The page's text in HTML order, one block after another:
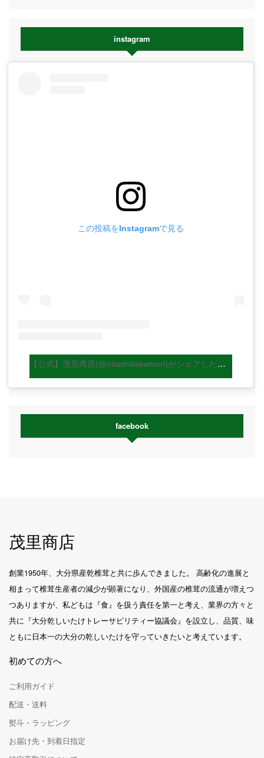
instagram
この投稿をInstagramで見る
【公式】茂里商店(@oitashiitakemori)がシェアした投稿
facebook
茂里商店
創業1950年、大分県産乾椎茸と共に歩んできました。 高齢化の進展と
相まって椎茸生産者の減少が顕著になり、外国産の椎茸の流通が増えつ
つありますが、私どもは『食』を扱う責任を第一と考え、業界の方々と
共に『大分乾しいたけトレーサビリティー協議会』を設立し、品質、味
ともに日本一の大分の乾しいたけを守っていきたいと考えています。
初めての方へ
ご利用ガイド
配送・送料
熨斗・ラッピング
お届け先・到着日指定